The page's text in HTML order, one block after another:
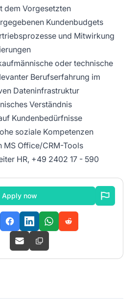
dem Vorgesetzten
Kundenbudgets
und Mitwirkung
oder technische
Berufserfahrung im
Dateninfrastruktur
Verständnis
Kundenbedürfnisse
soziale Kompetenzen
MS Office/CRM-Tools
HR, +49 2402 17 - 590
Apply now